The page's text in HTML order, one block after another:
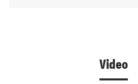
Video